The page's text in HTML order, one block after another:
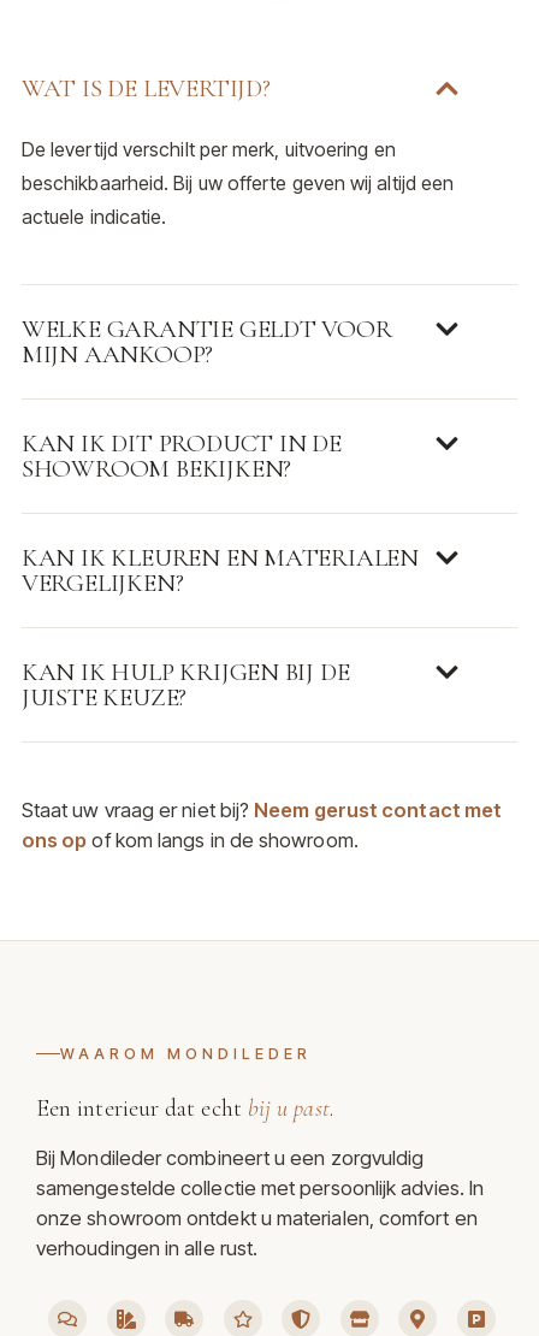
WAT IS DE LEVERTIJD?
De levertijd verschilt per merk, uitvoering en
beschikbaarheid. Bij uw offerte geven wij altijd een
actuele indicatie.
WELKE GARANTIE GELDT VOOR
MIJN AANKOOP?
KAN IK DIT PRODUCT IN DE
SHOWROOM BEKIJKEN?
KAN IK KLEUREN EN MATERIALEN
VERGELIJKEN?
KAN IK HULP KRIJGEN BIJ DE
JUISTE KEUZE?
Staat uw vraag er niet bij? Neem gerust contact met
ons op of kom langs in de showroom.
WAAROM MONDILEDER
Een interieur dat echt bij u past.
Bij Mondileder combineert u een zorgvuldig
samengestelde collectie met persoonlijk advies. In
onze showroom ontdekt u materialen, comfort en
verhoudingen in alle rust.